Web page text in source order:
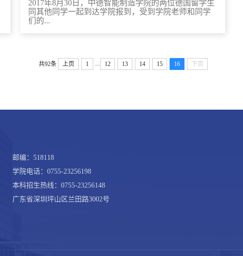
2017年8月30日，中德智能制造学院的两位德国留学生
同其他同学一起到达学院报到，受到学院老师和同学
们的...
共92条 上页 1 12 13 14 15 16 下页
邮编：518118
学院电话：0755-23256198
本科招生热线：0755-23256148
广东省深圳坪山区兰田路3002号